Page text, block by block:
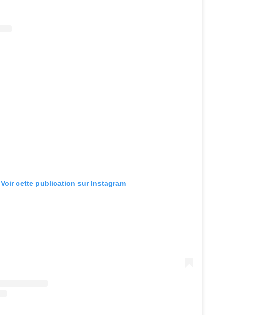
Voir cette publication sur Instagram